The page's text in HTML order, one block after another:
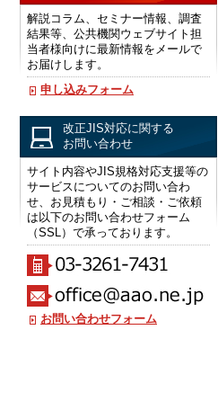
解説コラム、セミナー情報、調査
結果等、公共機関ウェブサイト担
当者様向けに最新情報をメールで
お届けします。
申し込みフォーム
改正JIS対応に関する
お問い合わせ
サイト内容やJIS規格対応支援等の
サービスについてのお問い合わ
せ、お見積もり・ご相談・ご依頼
は以下のお問い合わせフォーム
（SSL）で承っております。
お問い合わせフォーム